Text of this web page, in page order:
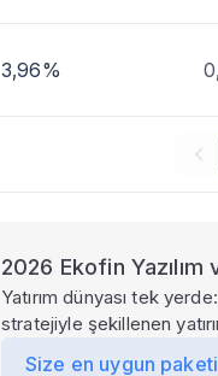
3,96%
2026 Ekofin
Yatırım dünyası tek
stratejiyle şekillenen
Size en uygun